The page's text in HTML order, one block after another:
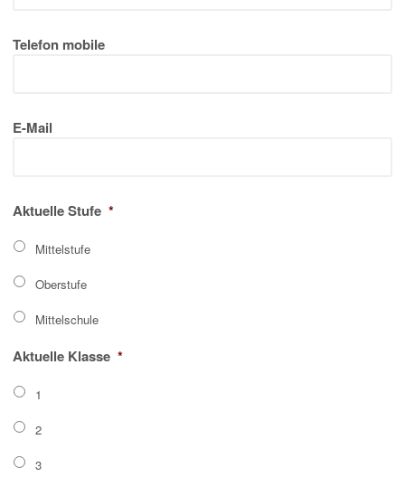
Telefon mobile
E-Mail
Aktuelle Stufe *
Mittelstufe
Oberstufe
Mittelschule
Aktuelle Klasse *
1
2
3